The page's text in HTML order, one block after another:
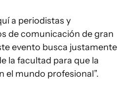
a periodistas y
de comunicación de gran
evento busca justamente
la facultad para que la
el mundo profesional”.